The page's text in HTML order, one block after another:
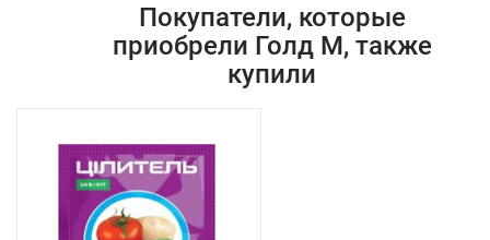
Покупатели, которые
приобрели Голд М, также
купили